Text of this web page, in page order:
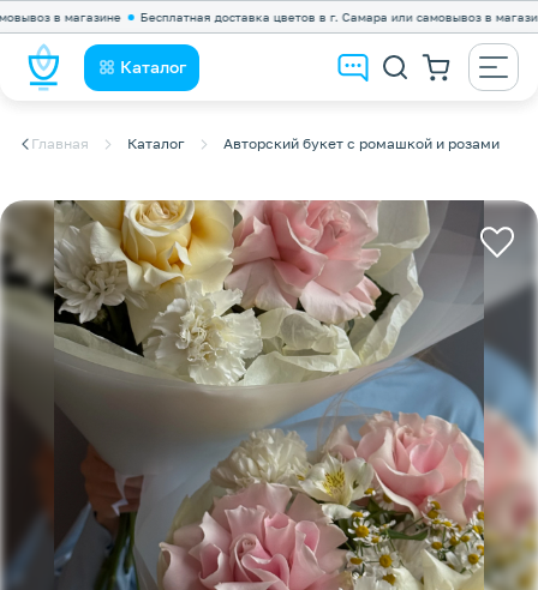
в магазине Бесплатная доставка цветов в г. Самара или самовывоз в магазине
Каталог
Главная Каталог Авторский букет с ромашкой и розами